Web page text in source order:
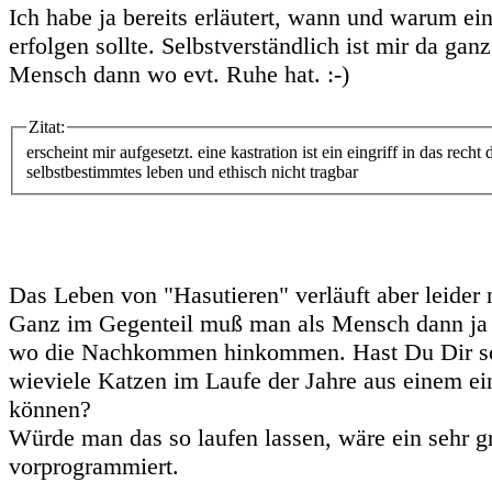
Ich habe ja bereits erläutert, wann und warum
erfolgen sollte. Selbstverständlich ist mir da
Mensch dann wo evt. Ruhe hat. :-)
Zitat:
erscheint mir aufgesetzt. eine kastration ist ein eingriff in das recht
selbstbestimmtes leben und ethisch nicht tragbar
Das Leben von "Hasutieren" verläuft aber leider
Ganz im Gegenteil muß man als Mensch dann
wo die Nachkommen hinkommen. Hast Du Dir
wieviele Katzen im Laufe der Jahre aus einem
können?
Würde man das so laufen lassen, wäre ein sehr
vorprogrammiert.